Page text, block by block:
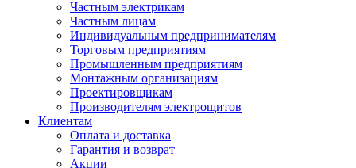
Частным электрикам
Частным лицам
Индивидуальным предпринимателям
Торговым предприятиям
Промышленным предприятиям
Монтажным организациям
Проектировщикам
Производителям электрощитов
Клиентам
Оплата и доставка
Гарантия и возврат
Акции